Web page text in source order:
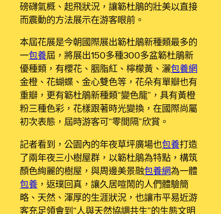
磅礴氣概、起飛狀況，讓簕杜鵑的壯美以直接
而震動的方法展示在游客眼前。
本屆花展是今朝國際展出簕杜鵑新種類最多的
一包養屆，將展出150多種300多盆簕杜鵑新
優種類，有櫻花、胭脂紅、檸檬黃、灑包養網
金橙、花蝴蝶、金心雙色等，花朵有單瓣也有
重瓣，更有簕杜鵑新種類“變色龍”，具有黃橙
粉三種色彩，花樣跟著時光變換，在國際尚屬
初次表態，屆時游客可“零間隔”欣賞。
記者看到，公園內的年夜草坪廣場也包養打造
了兩年夜三小樹屋群，以簕杜鵑為特點，構筑
顏色絢麗的樹屋，與周邊美景融包養網為一體
包養 ，返璞回真，讓久居喧鬧的人們體驗簡
略、天然、渾厚的生涯狀況，也讓市平易近游
客充足領會到“人與天然協調共生”的生態文明